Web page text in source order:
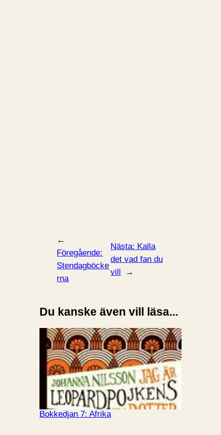
←
Föregående:
Stendagböcke
rna
Nästa: Kalla
det vad fan du
vill
→
Du kanske även vill läsa...
Bokkedjan 7: Afrika